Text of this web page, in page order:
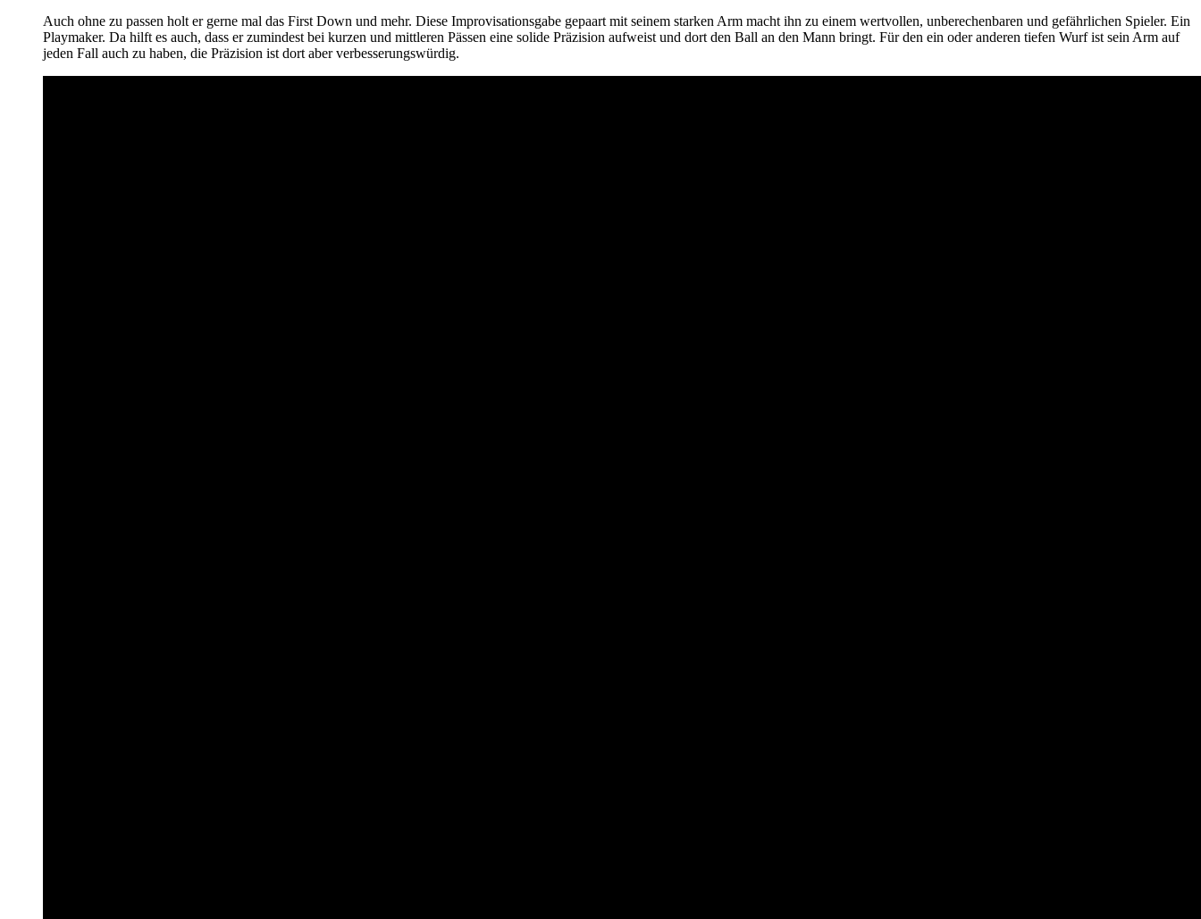
Auch ohne zu passen holt er gerne mal das First Down und mehr. Diese Improvisationsgabe gepaart mit seinem starken Arm macht ihn zu einem wertvollen, unberechenbaren und gefährlichen Spieler. Ein
Playmaker. Da hilft es auch, dass er zumindest bei kurzen und mittleren Pässen eine solide Präzision aufweist und dort den Ball an den Mann bringt. Für den ein oder anderen tiefen Wurf ist sein Arm auf
jeden Fall auch zu haben, die Präzision ist dort aber verbesserungswürdig.